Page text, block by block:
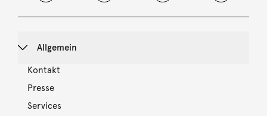
Allgemein
Kontakt
Presse
Services